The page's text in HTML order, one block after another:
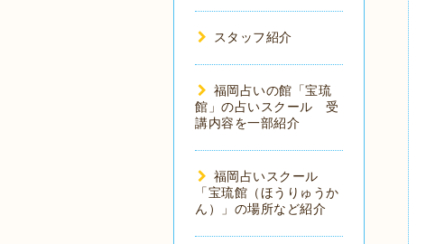
スタッフ紹介
福岡占いの館「宝琉
館」の占いスクール 受
講内容を一部紹介
福岡占いスクール
「宝琉館（ほうりゅうか
ん）」の場所など紹介